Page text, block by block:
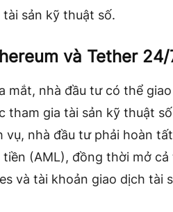
sản kỹ thuật số.
và Tether 24/
mắt, nhà đầu tư có thể
tham gia tài sản kỹ thuật
nhà đầu tư phải hoàn
tiền (AML), đồng thời mở
và tài khoản giao dịch tài